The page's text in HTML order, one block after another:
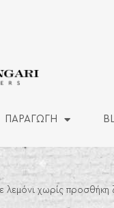
ΠΑΡΑΓΩΓΗ
λεμόνι χωρίς προσθήκη